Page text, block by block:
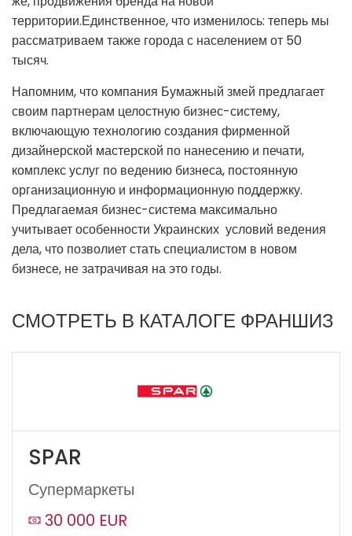
территории.Единственное, что изменилось: теперь мы
рассматриваем также города с населением от 50
тысяч.
Напомним, что компания Бумажный змей предлагает
своим партнерам целостную бизнес-систему,
включающую технологию создания фирменной
дизайнерской мастерской по нанесению и печати,
комплекс услуг по ведению бизнеса, постоянную
организационную и информационную поддержку.
Предлагаемая бизнес-система максимально
учитывает особенности Украинских условий ведения
дела, что позволиет стать специалистом в новом
бизнесе, не затрачивая на это годы.
СМОТРЕТЬ В КАТАЛОГЕ ФРАНШИЗ
SPAR
Супермаркеты
30 000 EUR